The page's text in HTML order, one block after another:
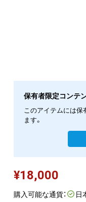
保有者限定コンテ
このアイテムには保
ます。
¥18,000
購入可能な通貨： 日